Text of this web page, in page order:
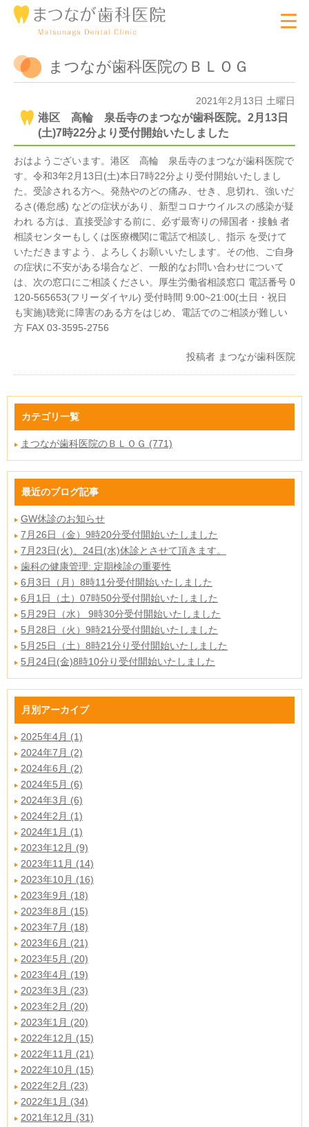
まつなが歯科医院のＢＬＯＧ
2021年2月13日 土曜日
港区 高輪 泉岳寺のまつなが歯科医院。2月13日
(土)7時22分より受付開始いたしました
おはようございます。港区 高輪 泉岳寺のまつなが歯科医院で
す。令和3年2月13日(土)本日7時22分より受付開始いたしまし
た。受診される方へ。発熱やのどの痛み、せき、息切れ、強いだ
るさ(倦怠感) などの症状があり、新型コロナウイルスの感染が疑
われ る方は、直接受診する前に、必ず最寄りの帰国者・接触 者
相談センターもしくは医療機関に電話で相談し、指示 を受けて
いただきますよう、よろしくお願いいたします。その他、ご自身
の症状に不安がある場合など、一般的なお問い合わせについて
は、次の窓口にご相談ください。厚生労働省相談窓口 電話番号 0
120-565653(フリーダイヤル) 受付時間 9:00~21:00(土日・祝日
も実施)聴覚に障害のある方をはじめ、電話でのご相談が難しい
方 FAX 03-3595-2756
投稿者 まつなが歯科医院
カテゴリ一覧
まつなが歯科医院のＢＬＯＧ (771)
最近のブログ記事
GW休診のお知らせ
7月26日（金）9時20分受付開始いたしました
7月23日(火)、24日(水)休診とさせて頂きます。
歯科の健康管理: 定期検診の重要性
6月3日（月）8時11分受付開始いたしました
6月1日（土）07時50分受付開始いたしました
5月29日（水） 9時30分受付開始いたしました
5月28日（火）9時21分受付開始いたしました
5月25日（土）8時21分り受付開始いたしました
5月24日(金)8時10分り受付開始いたしました
月別アーカイブ
2025年4月 (1)
2024年7月 (2)
2024年6月 (2)
2024年5月 (6)
2024年3月 (6)
2024年2月 (1)
2024年1月 (1)
2023年12月 (9)
2023年11月 (14)
2023年10月 (16)
2023年9月 (18)
2023年8月 (15)
2023年7月 (18)
2023年6月 (21)
2023年5月 (20)
2023年4月 (19)
2023年3月 (23)
2023年2月 (20)
2023年1月 (20)
2022年12月 (15)
2022年11月 (21)
2022年10月 (15)
2022年2月 (23)
2022年1月 (34)
2021年12月 (31)